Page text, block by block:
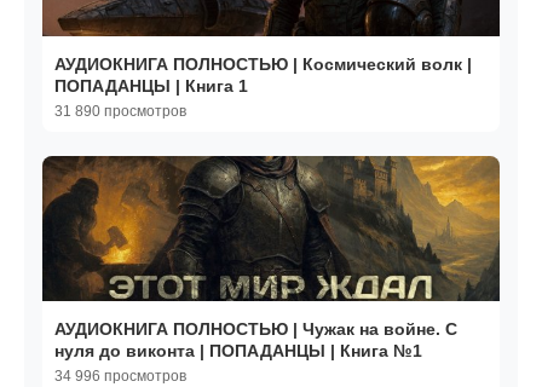
АУДИОКНИГА ПОЛНОСТЬЮ | Космический волк |
ПОПАДАНЦЫ | Книга 1
31 890 просмотров
АУДИОКНИГА ПОЛНОСТЬЮ | Чужак на войне. С
нуля до виконта | ПОПАДАНЦЫ | Книга №1
34 996 просмотров